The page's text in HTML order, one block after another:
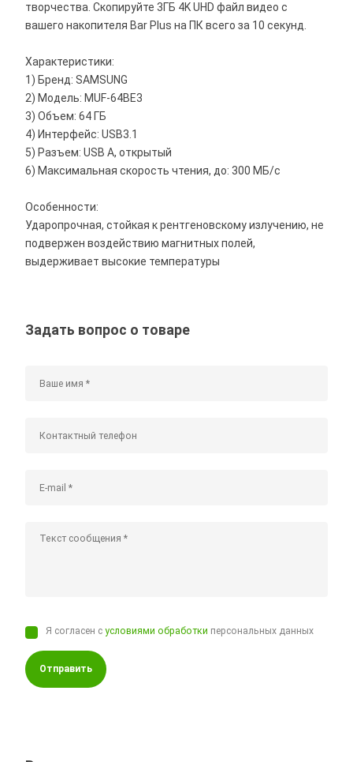
творчества. Скопируйте 3ГБ 4K UHD файл видео с
вашего накопителя Bar Plus на ПК всего за 10 секунд.
Характеристики:
1) Бренд: SAMSUNG
2) Модель: MUF-64BE3
3) Объем: 64 ГБ
4) Интерфейс: USB3.1
5) Разъем: USB А, открытый
6) Максимальная скорость чтения, до: 300 МБ/с
Особенности:
Ударопрочная, стойкая к рентгеновскому излучению, не
подвержен воздействию магнитных полей,
выдерживает высокие температуры
Задать вопрос о товаре
Я согласен сусловиями обработки персональных данных
Отправить